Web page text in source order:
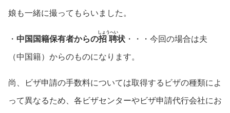
娘も一緒に撮ってもらいました。
・ 中国国籍保有者からの招聘
しょうへい
状 ・・・今回の場合は夫
（中国籍）からのものになります。
尚、ビザ申請の手数料については取得するビザの種類によ
って異なるため、各ビザセンターやビザ申請代行会社にお